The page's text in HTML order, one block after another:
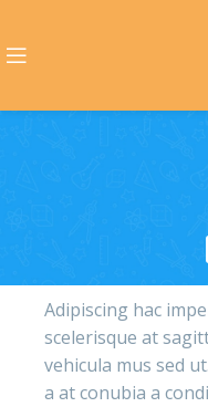
Adipiscing hac
scelerisque at
vehicula mus sed
a at conubia a